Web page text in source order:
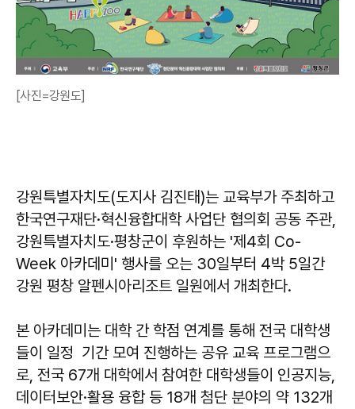
[사진=강원도]
강원특별자치도(도지사 김진태)는 교육부가 주최하고
한국연구재단·혁신융합대학 사업단 협의회 공동 주관,
강원특별자치도·평창군이 후원하는 '제4회 Co-
Week 아카데미' 행사를 오는 30일부터 4박 5일간
강원 평창 알펜시아리조트 일원에서 개최한다.
본 아카데미는 대학 간 학점 연계를 통해 전국 대학생
들이 일정 기간 모여 진행하는 공유 교육 프로그램으
로, 전국 67개 대학에서 참여한 대학생들이 인공지능,
데이터보안·활용 융합 등 18개 첨단 분야의 약 132개